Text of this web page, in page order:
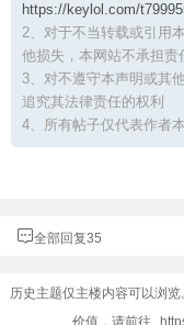
https://keylol.com/
2、对于不当转载或引用
他损失，本网站不承担责
3、对不遵守本声明或其
追究其法律责任的权利
4、所有帖子仅代表作者
全部回复35
历史主题仅主楼内容可以浏
价值，请前往